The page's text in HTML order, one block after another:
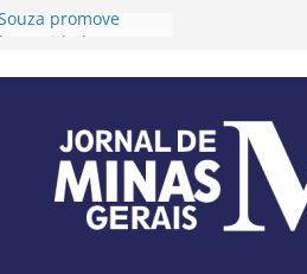
promove
públicas
Plano Diretor e do
Municipal
tese sobre